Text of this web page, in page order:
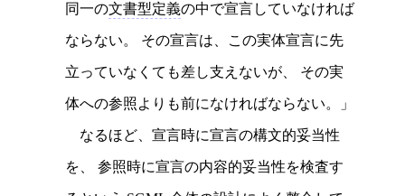
同一の文書型定義の中で宣言していなければ
ならない。 その宣言は、この実体宣言に先
立っていなくても差し支えないが、 その実
体への参照よりも前になければならない。」
なるほど、宣言時に宣言の構文的妥当性
を、 参照時に宣言の内容的妥当性を検査す